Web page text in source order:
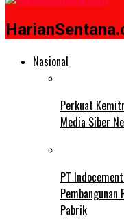
Nasional
Perkuat
Media Siber
PT
Pabrik